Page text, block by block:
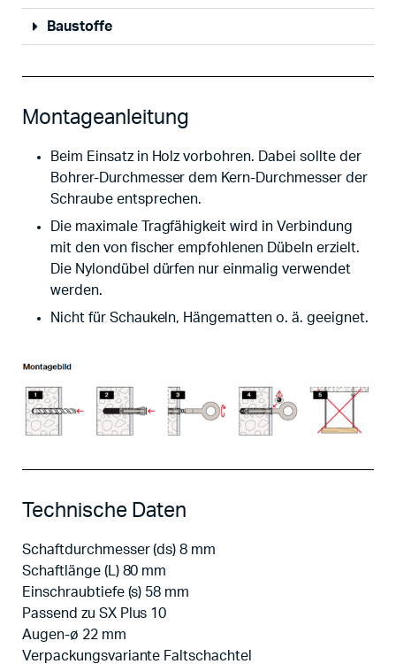
Baustoffe
Montageanleitung
Beim Einsatz in Holz vorbohren. Dabei sollte der
Bohrer-Durchmesser dem Kern-Durchmesser der
Schraube entsprechen.
Die maximale Tragfähigkeit wird in Verbindung
mit den von fischer empfohlenen Dübeln erzielt.
Die Nylondübel dürfen nur einmalig verwendet
werden.
Nicht für Schaukeln, Hängematten o. ä. geeignet.
Technische Daten
Schaftdurchmesser (ds) 8 mm
Schaftlänge (L) 80 mm
Einschraubtiefe (s) 58 mm
Passend zu SX Plus 10
Augen-ø 22 mm
Verpackungsvariante Faltschachtel